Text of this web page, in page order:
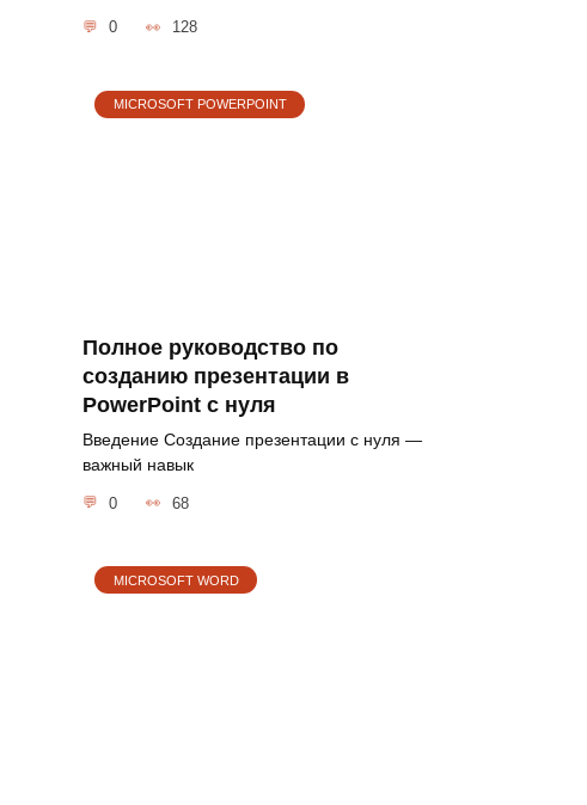
0 128
MICROSOFT POWERPOINT
Полное руководство по
созданию презентации в
PowerPoint с нуля
Введение Создание презентации с нуля —
важный навык
0 68
MICROSOFT WORD